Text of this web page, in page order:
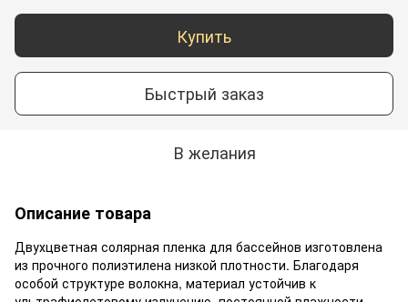
Купить
Быстрый заказ
В желания
Описание товара
Двухцветная солярная пленка для бассейнов изготовлена ​​
из прочного полиэтилена низкой плотности. Благодаря
особой структуре волокна, материал устойчив к